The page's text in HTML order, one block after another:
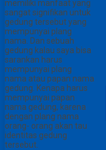
memiliki manfaat yang
sangat signifikan untuk
gedung tersebut yang
mempunyai plang
nama. Dan sebuah
gedung kalau saya bisa
sarankan harus
mempunyai plang
nama atau papan nama
gedung. Kenapa harus
mempunyai papan
nama gedung, karena
dengan plang nama
orang- orang akan tau
identitas gedung
tersebut.